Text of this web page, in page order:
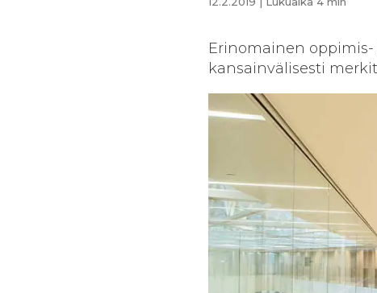
Erinomainen
kansainvälisesti